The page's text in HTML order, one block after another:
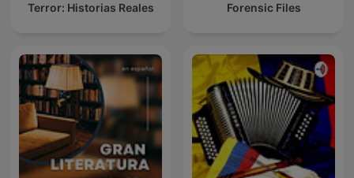
Terror: Historias Reales Forensic Files